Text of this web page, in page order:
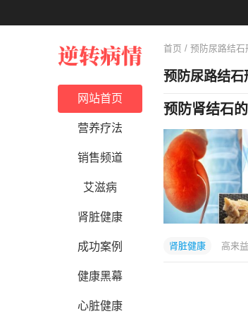
网站首页
营养疗法
销售频道
艾滋病
肾脏健康
成功案例
健康黑幕
心脏健康
首页 / 预防尿路结石
预防尿路结
预防肾结石
肾脏健康 高来益